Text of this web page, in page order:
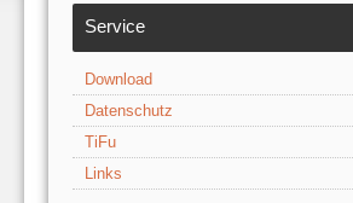
Service
Download
Datenschutz
TiFu
Links